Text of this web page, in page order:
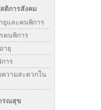
ดิการสังคม
ยุและคนพิการ
คนพิการ
ายุ
าร
วามสะดวกใน
รณสุข